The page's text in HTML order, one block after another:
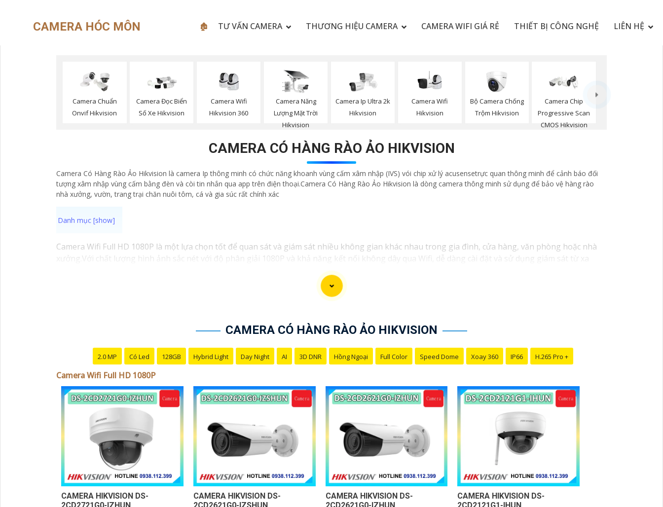
CAMERA HÓC MÔN 🏚 TƯ VẤN CAMERA THƯƠNG HIỆU CAMERA CAMERA WIFI GIÁ RẺ THIẾT BỊ CÔNG NGHỆ LIÊN HỆ
Camera Chuẩn
Onvif Hikvision
Camera Đọc Biển
Số Xe Hikvision
Camera Wifi
Hikvision 360
Camera Năng
Lượng Mặt Trời
Hikvision
Camera Ip Ultra 2k
Hikvision
Camera Wifi
Hikvision
Bộ Camera Chống
Trộm Hikvision
Camera Chip
Progressive Scan
CMOS Hikvision
CAMERA CÓ HÀNG RÀO ẢO HIKVISION
Camera Có Hàng Rào Ảo Hikvision là camera Ip thông minh có chức năng khoanh vùng cấm xâm nhập (IVS) vói chip xử lý acusensetrực quan thông minh để cảnh báo đối
tượng xâm nhập vùng cấm bằng đèn và còi tin nhắn qua app trên điện thoại.Camera Có Hàng Rào Ảo Hikvision là dòng camera thông minh sử dụng để bảo vệ hàng rào
nhà xưởng, vườn, trang trại chăn nuôi tôm, cá và gia súc rất chính xác
Camera Wifi Full HD 1080P là một lựa chọn tốt để quan sát và giám sát nhiều không gian khác nhau trong gia đình, cửa hàng, văn phòng hoặc nhà
xưởng.Với chất lượng hình ảnh sắc nét với độ phân giải 1080P và khả năng kết nối không dây qua Wifi, dễ dàng cài đặt và sử dụng giám sát từ xa
CAMERA CÓ HÀNG RÀO ẢO HIKVISION
2.0 MP Có Led 128GB Hybrid Light Day Night AI 3D DNR Hồng Ngoại Full Color Speed Dome Xoay 360 IP66 H.265 Pro +
Camera Wifi Full HD 1080P
CAMERA HIKVISION DS-
CAMERA HIKVISION DS-
CAMERA HIKVISION DS-
CAMERA HIKVISION DS-